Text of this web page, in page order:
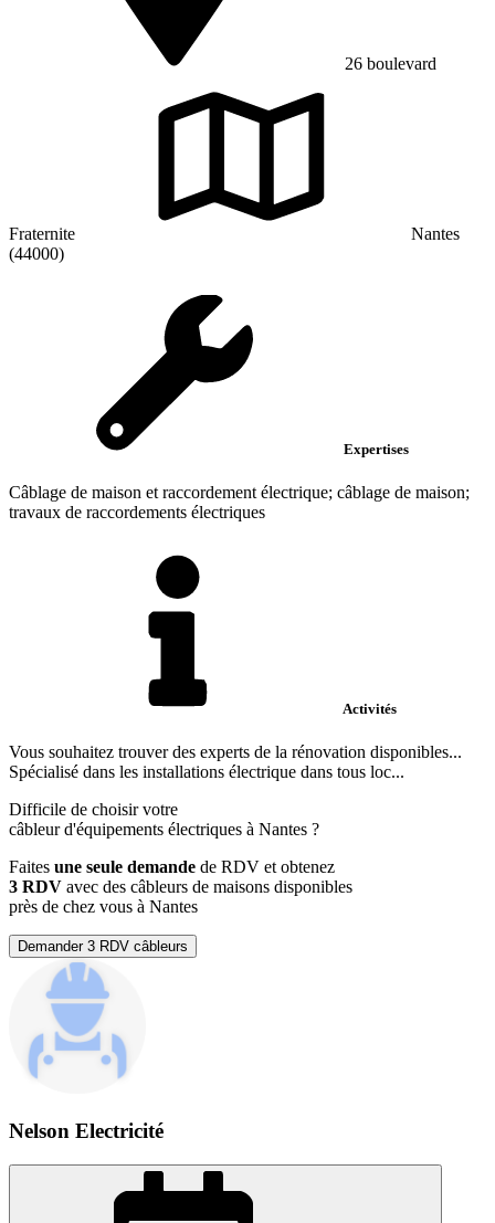
26 boulevard
Fraternite
Nantes
(44000)
Expertises
Câblage de maison et raccordement électrique; câblage de maison;
travaux de raccordements électriques
Activités
Vous souhaitez trouver des experts de la rénovation disponibles...
Spécialisé dans les installations électrique dans tous loc...
Difficile de choisir votre
câbleur d'équipements électriques à Nantes ?
Faites une seule demande de RDV et obtenez
3 RDV avec des câbleurs de maisons disponibles
près de chez vous à Nantes
Demander 3 RDV câbleurs
Nelson Electricité